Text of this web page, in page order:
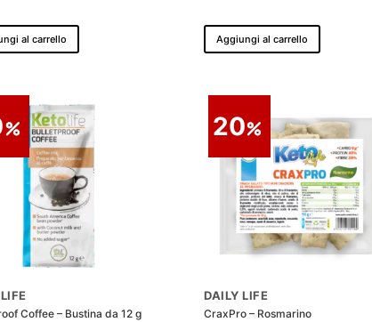
era:
8,90 €.
è:
7,12 €.
al carrello
era:
3,49 €.
è:
2,79 €.
Aggiungi al carrello
Coffee – Bustina da 12 g
20
DAILY LIFE
CraxPro – Rosmarino